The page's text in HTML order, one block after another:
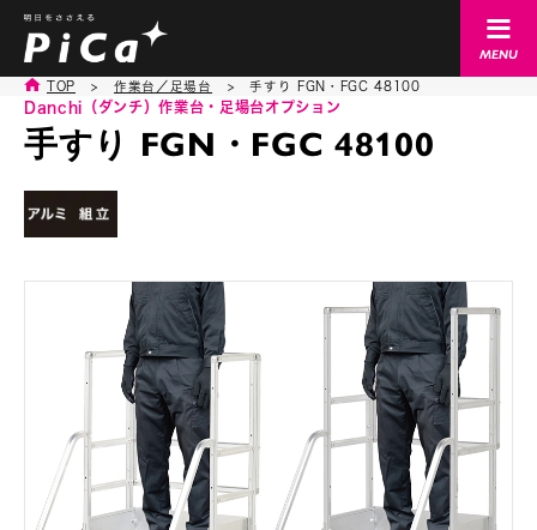
TOP > 作業台／足場台 > 手すり FGN・FGC 48100
手すり FGN・FGC 48100
Danchi（ダンチ）作業台・足場台オプション